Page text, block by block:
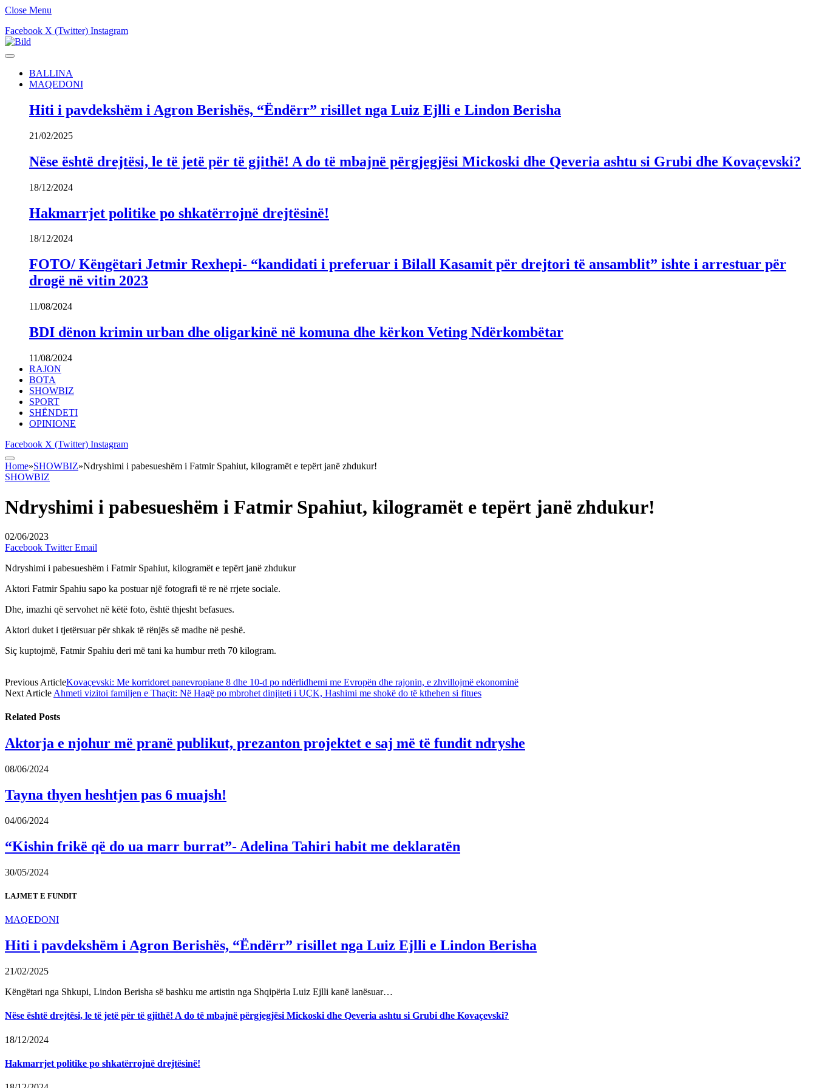
Close Menu
Facebook X (Twitter) Instagram
BALLINA
MAQEDONI
Hiti i pavdekshëm i Agron Berishës, “Ëndërr” risillet nga Luiz Ejlli e Lindon Berisha
21/02/2025
Nëse është drejtësi, le të jetë për të gjithë! A do të mbajnë përgjegjësi Mickoski dhe Qeveria ashtu si Grubi dhe Kovaçevski?
18/12/2024
Hakmarrjet politike po shkatërrojnë drejtësinë!
18/12/2024
FOTO/ Këngëtari Jetmir Rexhepi- “kandidati i preferuar i Bilall Kasamit për drejtori të ansamblit” ishte i arrestuar për
drogë në vitin 2023
11/08/2024
BDI dënon krimin urban dhe oligarkinë në komuna dhe kërkon Veting Ndërkombëtar
11/08/2024
RAJON
BOTA
SHOWBIZ
SPORT
SHËNDETI
OPINIONE
Facebook X (Twitter) Instagram
Home»SHOWBIZ»Ndryshimi i pabesueshëm i Fatmir Spahiut, kilogramët e tepërt janë zhdukur!
SHOWBIZ
Ndryshimi i pabesueshëm i Fatmir Spahiut, kilogramët e tepërt janë zhdukur!
02/06/2023
Facebook Twitter Email
Ndryshimi i pabesueshëm i Fatmir Spahiut, kilogramët e tepërt janë zhdukur
Aktori Fatmir Spahiu sapo ka postuar një fotografi të re në rrjete sociale.
Dhe, imazhi që servohet në këtë foto, është thjesht befasues.
Aktori duket i tjetërsuar për shkak të rënjës së madhe në peshë.
Siç kuptojmë, Fatmir Spahiu deri më tani ka humbur rreth 70 kilogram.
Previous ArticleKovaçevski: Me korridoret panevropiane 8 dhe 10-d po ndërlidhemi me Evropën dhe rajonin, e zhvillojmë ekonominë
Next Article Ahmeti vizitoi familjen e Thaçit: Në Hagë po mbrohet dinjiteti i UÇK, Hashimi me shokë do të kthehen si fitues
Related Posts
Aktorja e njohur më pranë publikut, prezanton projektet e saj më të fundit ndryshe
08/06/2024
Tayna thyen heshtjen pas 6 muajsh!
04/06/2024
“Kishin frikë që do ua marr burrat”- Adelina Tahiri habit me deklaratën
30/05/2024
LAJMET E FUNDIT
MAQEDONI
Hiti i pavdekshëm i Agron Berishës, “Ëndërr” risillet nga Luiz Ejlli e Lindon Berisha
21/02/2025
Këngëtari nga Shkupi, Lindon Berisha së bashku me artistin nga Shqipëria Luiz Ejlli kanë lanësuar…
Nëse është drejtësi, le të jetë për të gjithë! A do të mbajnë përgjegjësi Mickoski dhe Qeveria ashtu si Grubi dhe Kovaçevski?
18/12/2024
Hakmarrjet politike po shkatërrojnë drejtësinë!